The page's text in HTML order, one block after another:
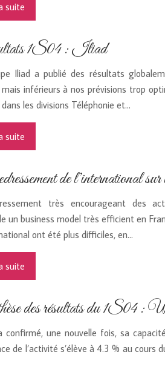
suite
1S04 : Iliad
Iliad a publié des résultats
inférieurs à nos prévisions trop
les divisions Téléphonie et…
suite
de l’international
très encourageant des
un business model très efficient en
ont été plus difficiles, en…
suite
des résultats du 1S04 :
confirmé, une nouvelle fois, sa
de l’activité s’élève à 4.3 % au